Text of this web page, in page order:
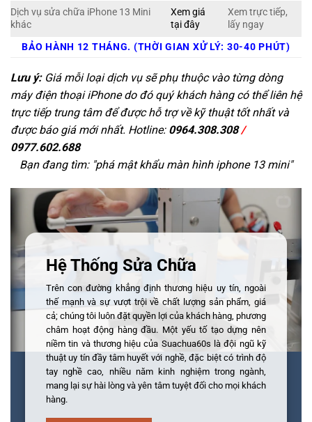
Dịch vụ sửa chữa iPhone 13 Mini
khác
Xem giá
tại đây
Xem trực tiếp,
lấy ngay
BẢO HÀNH 12 THÁNG. (THỜI GIAN XỬ LÝ: 30-40 PHÚT)
Lưu ý:Giá mỗi loại dịch vụ sẽ phụ thuộc vào từng dòng
máy điện thoại iPhone do đó quý khách hàng có thể liên hệ
trực tiếp trung tâm để được hỗ trợ về kỹ thuật tốt nhất và
được báo giá mới nhất. Hotline: 0964.308.308/
0977.602.688
Bạn đang tìm: "phá mật khẩu màn hình iphone 13 mini"
Hệ Thống Sửa Chữa
Trên con đường khẳng định thương hiệu uy tín, ngoài
thế mạnh và sự vượt trội về chất lượng sản phẩm, giá
cả; chúng tôi luôn đặt quyền lợi của khách hàng, phương
châm hoạt động hàng đầu. Một yếu tố tạo dựng nên
niềm tin và thương hiệu của Suachua60s là đội ngũ kỹ
thuật uy tín đầy tâm huyết với nghề, đặc biệt có trình độ
tay nghề cao, nhiều năm kinh nghiệm trong ngành,
mang lại sự hài lòng và yên tâm tuyệt đối cho mọi khách
hàng.